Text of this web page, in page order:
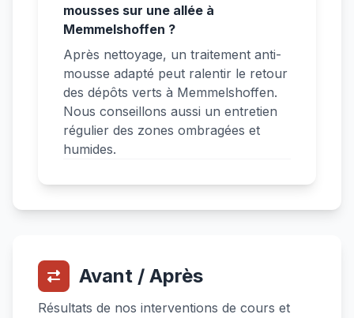
mousses sur une allée à
Memmelshoffen ?
Après nettoyage, un traitement anti-
mousse adapté peut ralentir le retour
des dépôts verts à Memmelshoffen.
Nous conseillons aussi un entretien
régulier des zones ombragées et
humides.
Avant / Après
Résultats de nos interventions de cours et